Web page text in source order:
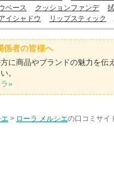
ベース
クッションファンデ
イシャドウ
リップスティック
係者の皆様へ
に商品やブランドの魅力を伝
。
»
エ > ローラ メルシエの口コミサイ